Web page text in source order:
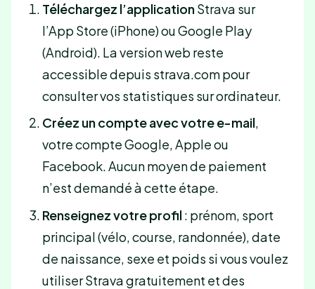
Téléchargez l’applicationStrava sur
l’App Store (iPhone) ou Google Play
(Android). La version web reste
accessible depuis strava.com pour
consulter vos statistiques sur ordinateur.
Créez un compte avec votre e-mail,
votre compte Google, Apple ou
Facebook. Aucun moyen de paiement
n’est demandé à cette étape.
Renseignez votre profil: prénom, sport
principal (vélo, course, randonnée), date
de naissance, sexe et poids si vous voulez
utiliser Strava gratuitement et des